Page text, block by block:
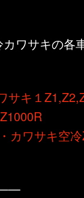
カワサキの各
サキ１
カワサキ空